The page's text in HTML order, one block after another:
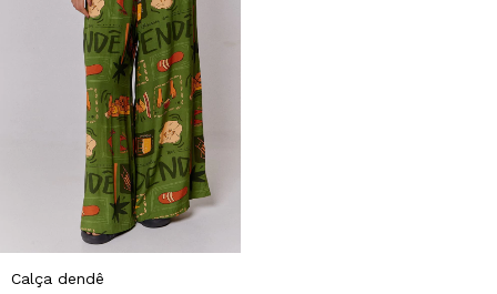
Calça dendê